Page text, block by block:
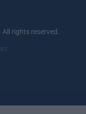
rights reserved.